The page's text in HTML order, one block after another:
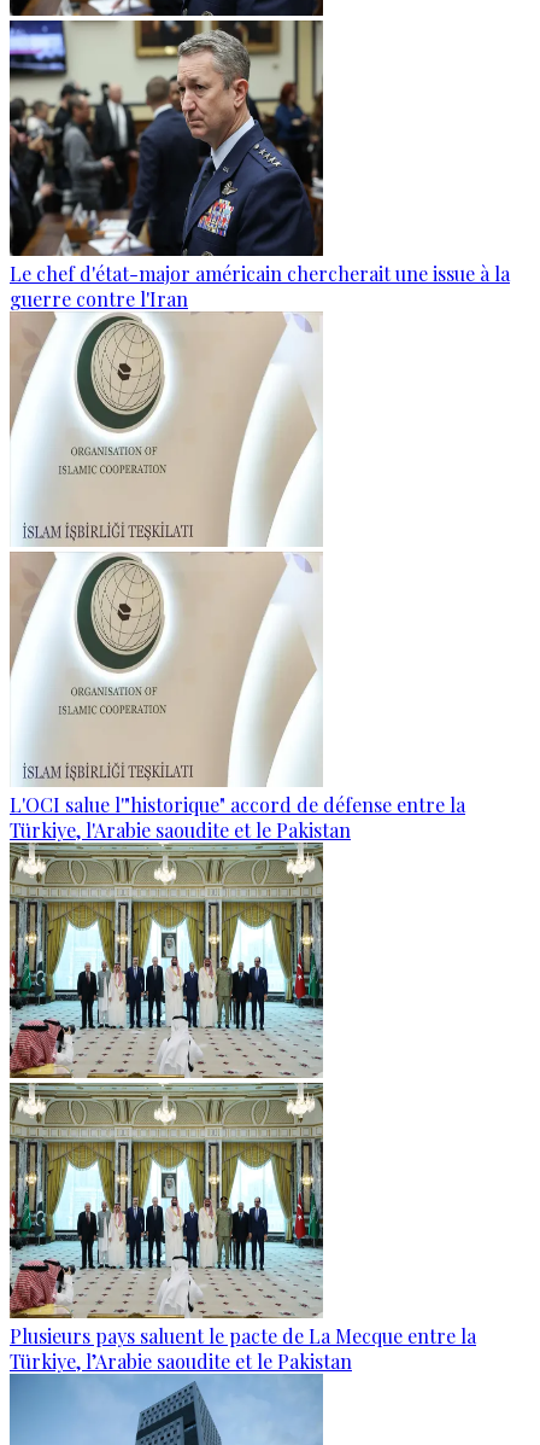
Le chef d'état-major américain chercherait une issue à la
guerre contre l'Iran
L'OCI salue l'"historique" accord de défense entre la
Türkiye, l'Arabie saoudite et le Pakistan
Plusieurs pays saluent le pacte de La Mecque entre la
Türkiye, l’Arabie saoudite et le Pakistan